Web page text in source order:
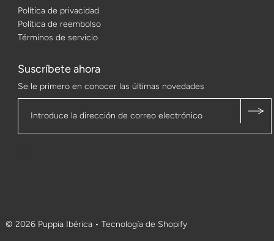
Política de privacidad
Política de reembolso
Términos de servicio
Suscríbete ahora
Se le primero en conocer las últimas novedades
© 2026 Puppia Ibérica• Tecnología de Shopify